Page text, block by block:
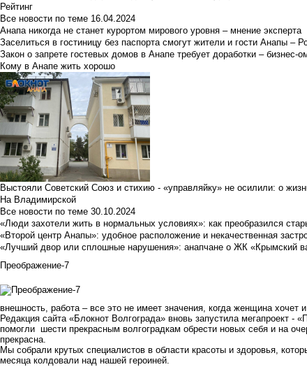
Рейтинг
Все новости по теме 16.04.2024
Анапа никогда не станет курортом мирового уровня – мнение эксперта
Заселиться в гостиницу без паспорта смогут жители и гости Анапы –
Закон о запрете гостевых домов в Анапе требует доработки – бизнес-
Кому в Анапе жить хорошо
Выстояли Советский Союз и стихию - «управляйку» не осилили: о
На Владимирской
Все новости по теме 30.10.2024
«Люди захотели жить в нормальных условиях»: как преобразился
«Второй центр Анапы»: удобное расположение и некачественная
«Лучший двор или сплошные нарушения»: анапчане о ЖК «Крымский
Преображение-7
внешность, работа – все это не имеет значения, когда женщина хочет
Редакция сайта «Блокнот Волгограда» вновь запустила мегапроект
помогли шести прекрасным волгоградкам обрести новых себя и на
прекрасна.
Мы собрали крутых специалистов в области красоты и здоровья,
месяца колдовали над нашей героиней.